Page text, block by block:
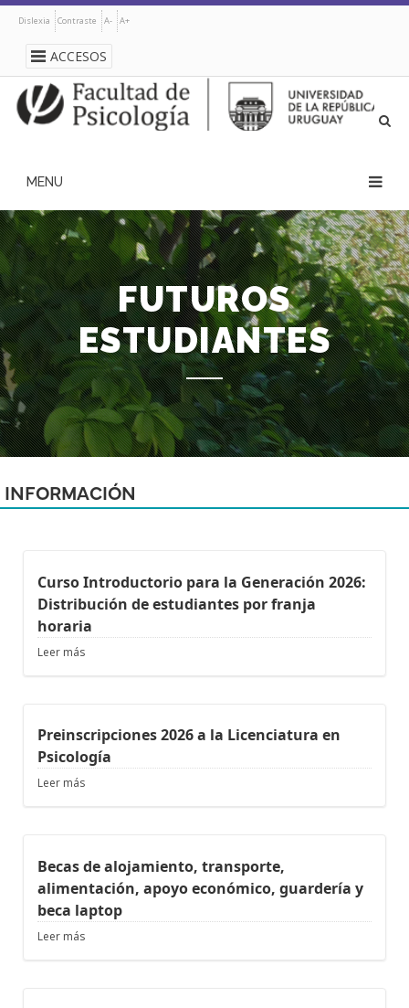
Pasar
principal
Dislexia Contraste A- A+
ACCESOS
navegación
principal
FUTUROS
ESTUDIANTES
INFORMACIÓN
Curso Introductorio para la Generación 2026:
Distribución de estudiantes por franja
horaria
Leer más
Preinscripciones 2026 a la Licenciatura en
Psicología
Leer más
Becas de alojamiento, transporte,
alimentación, apoyo económico, guardería y
beca laptop
Leer más